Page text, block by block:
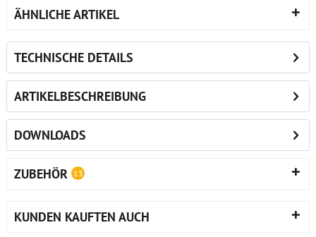
ÄHNLICHE ARTIKEL
TECHNISCHE DETAILS
ARTIKELBESCHREIBUNG
DOWNLOADS
ZUBEHÖR 13
KUNDEN KAUFTEN AUCH